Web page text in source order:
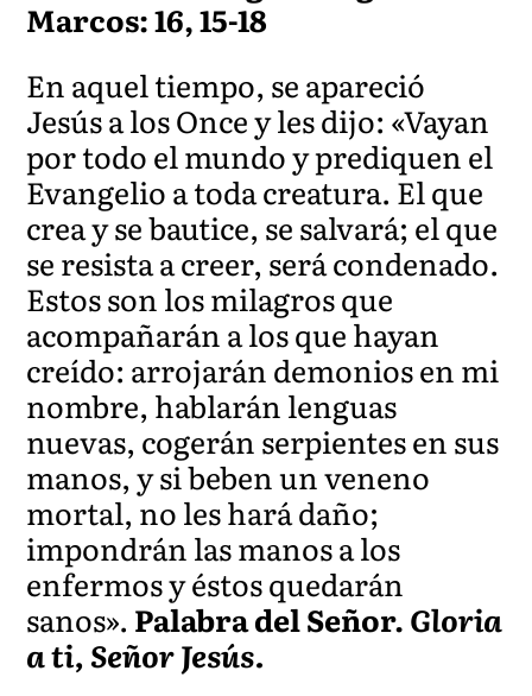
Marcos: 16, 15-18
En aquel tiempo, se apareció
Jesús a los Once y les dijo: «Vayan
por todo el mundo y prediquen el
Evangelio a toda creatura. El que
crea y se bautice, se salvará; el que
se resista a creer, será condenado.
Estos son los milagros que
acompañarán a los que hayan
creído: arrojarán demonios en mi
nombre, hablarán lenguas
nuevas, cogerán serpientes en sus
manos, y si beben un veneno
mortal, no les hará daño;
impondrán las manos a los
enfermos y éstos quedarán
sanos». Palabra del Señor.Gloria
a ti, Señor Jesús.